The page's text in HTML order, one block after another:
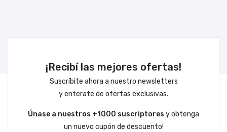
¡Recibí las mejores ofertas!
Suscríbite ahora a nuestro newsletters
y enterate de ofertas exclusivas.
Únase a nuestros +1000 suscriptores y obtenga
un nuevo cupón de descuento!